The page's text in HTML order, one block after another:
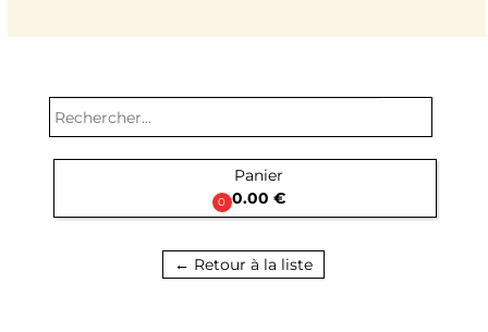
0
Panier
0.00 €
← Retour à la liste